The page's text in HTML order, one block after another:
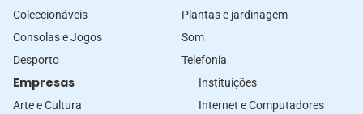
Coleccionáveis
Consolas e Jogos
Desporto
Plantas e jardinagem
Som
Telefonia
Empresas
Arte e Cultura
Instituições
Internet e Computadores